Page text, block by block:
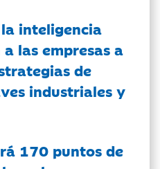
inteligencia
las empresas a
de
industriales y
170 puntos de